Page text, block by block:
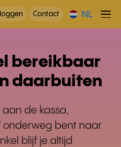
Contact NL
bereikbaar
daarbuiten
de kassa,
onderweg bent naar
blijf je altijd